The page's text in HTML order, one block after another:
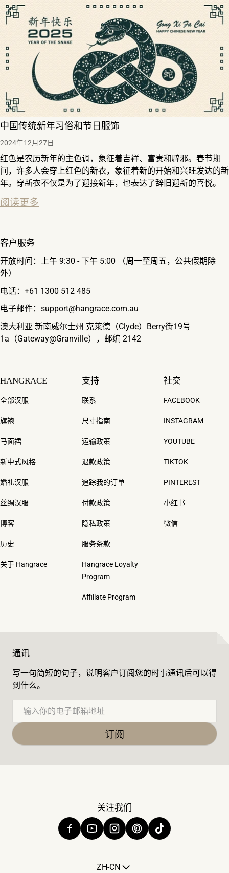
催生了我们喜爱的新年传统——挂红灯笼、贴吉利对联、燃放烟
花来驱赶年兽。
中国传统新年习俗和节日服饰
2024年12月27日
红色是农历新年的主色调，象征着吉祥、富贵和辟邪。春节期
间，许多人会穿上红色的新衣，象征着新的开始和兴旺发达的新
年。穿新衣不仅是为了迎接新年，也表达了辞旧迎新的喜悦。
阅读更多
客户服务
开放时间：上午 9:30 - 下午 5:00 （周一至周五，公共假期除
外）
电话：+61 1300 512 485
电子邮件：support@hangrace.com.au
澳大利亚 新南威尔士州 克莱德（Clyde）Berry街19号
1a（Gateway@Granville），邮编 2142
HANGRACE
全部汉服
旗袍
马面裙
新中式风格
婚礼汉服
丝绸汉服
博客
历史
关于 Hangrace
支持
联系
尺寸指南
运输政策
退款政策
追踪我的订单
付款政策
隐私政策
服务条款
Hangrace Loyalty
Program
Affiliate Program
社交
FACEBOOK
INSTAGRAM
YOUTUBE
TIKTOK
PINTEREST
小红书
微信
通讯
写一句简短的句子，说明客户订阅您的时事通讯后可以得
到什么。
电子邮件
订阅
关注我们
语言
ZH-CN